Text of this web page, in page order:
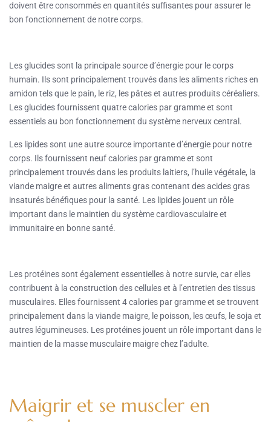
doivent être consommés en quantités suffisantes pour assurer le
bon fonctionnement de notre corps.
Les glucides sont la principale source d’énergie pour le corps
humain. Ils sont principalement trouvés dans les aliments riches en
amidon tels que le pain, le riz, les pâtes et autres produits céréaliers.
Les glucides fournissent quatre calories par gramme et sont
essentiels au bon fonctionnement du système nerveux central.
Les lipides sont une autre source importante d’énergie pour notre
corps. Ils fournissent neuf calories par gramme et sont
principalement trouvés dans les produits laitiers, l’huile végétale, la
viande maigre et autres aliments gras contenant des acides gras
insaturés bénéfiques pour la santé. Les lipides jouent un rôle
important dans le maintien du système cardiovasculaire et
immunitaire en bonne santé.
Les protéines sont également essentielles à notre survie, car elles
contribuent à la construction des cellules et à l’entretien des tissus
musculaires. Elles fournissent 4 calories par gramme et se trouvent
principalement dans la viande maigre, le poisson, les œufs, le soja et
autres légumineuses. Les protéines jouent un rôle important dans le
maintien de la masse musculaire maigre chez l’adulte.
Maigrir et se muscler en